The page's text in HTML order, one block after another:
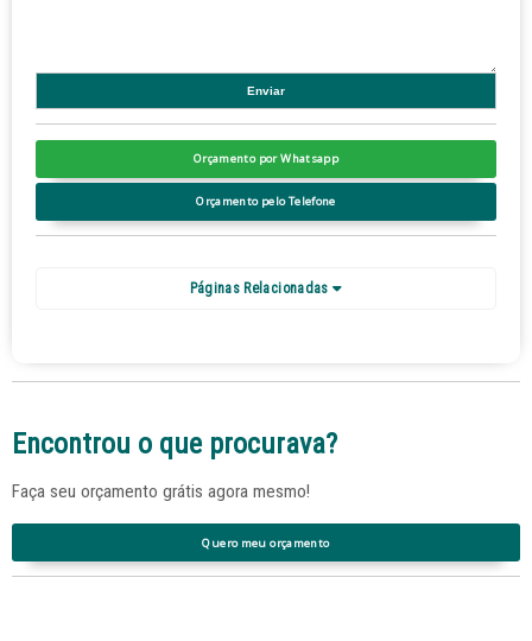
Orçamento por Whatsapp
Orçamento pelo Telefone
Páginas Relacionadas
Encontrou o que procurava?
Faça seu orçamento grátis agora mesmo!
Quero meu orçamento